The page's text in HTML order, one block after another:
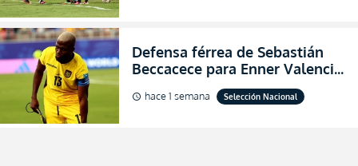
Defensa férrea de Sebastián
Beccacece para Enner Valencia
al indicar que era el hombre
indicado para Ecuador
schedule hace 1 semana Selección Nacional